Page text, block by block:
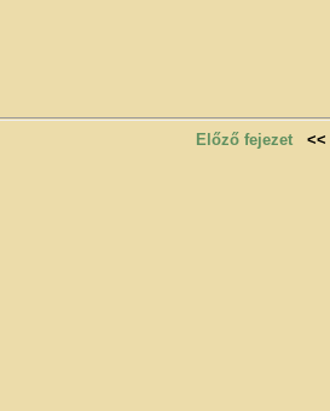
Előző fejezet <<